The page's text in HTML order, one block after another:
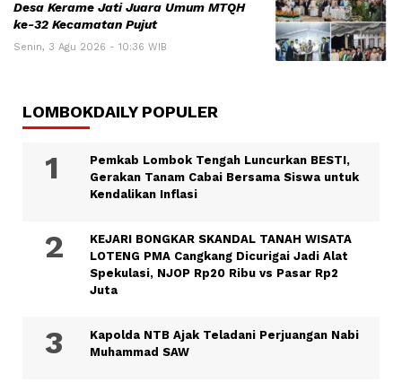
Desa Kerame Jati Juara Umum MTQH
ke-32 Kecamatan Pujut
Senin, 3 Agu 2026 - 10:36 WIB
LOMBOKDAILY POPULER
Pemkab Lombok Tengah Luncurkan BESTI,
Gerakan Tanam Cabai Bersama Siswa untuk
Kendalikan Inflasi
KEJARI BONGKAR SKANDAL TANAH WISATA
LOTENG PMA Cangkang Dicurigai Jadi Alat
Spekulasi, NJOP Rp20 Ribu vs Pasar Rp2
Juta
Kapolda NTB Ajak Teladani Perjuangan Nabi
Muhammad SAW